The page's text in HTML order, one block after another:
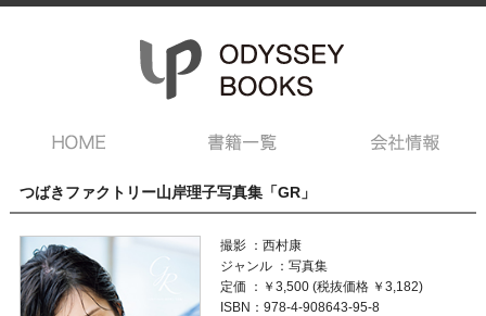
つばきファクトリー山岸理子写真集「GR」
撮影 ：西村康
ジャンル ：写真集
定価 ：￥3,500 (税抜価格 ￥3,182)
ISBN：978-4-908643-95-8